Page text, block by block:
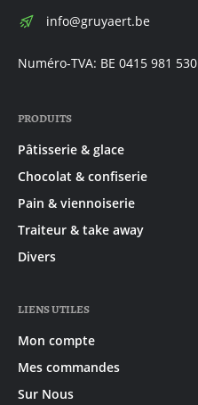
E-
info@gruyaert.be
Numéro-TVA: BE 0415 981 530
PRODUITS
Pâtisserie & glace
Chocolat & confiserie
Pain & viennoiserie
Traiteur & take away
Divers
LIENS UTILES
Mon compte
Mes commandes
Sur Nous